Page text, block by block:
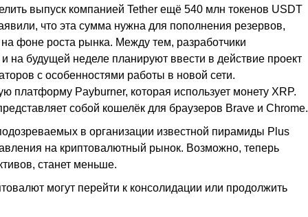
выпуск компанией Tether ещё 540 млн токенов USDT
что эта сумма нужна для пополнения резервов,
фоне роста рынка. Между тем, разработчики
на будущей неделе планируют ввести в действие проект
с особенностями работы в новой сети.
платформу Payburner, которая использует монету XRP.
собой кошелёк для браузеров Brave и Chrome.
в организации известной пирамиды Plus
на криптовалютный рынок. Возможно, теперь
станет меньше.
могут перейти к консолидации или продолжить